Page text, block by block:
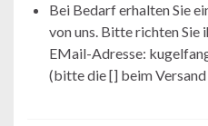
Bei Bedarf erhalten Sie
von uns. Bitte richten Sie
EMail-Adresse:
(bitte die [] beim